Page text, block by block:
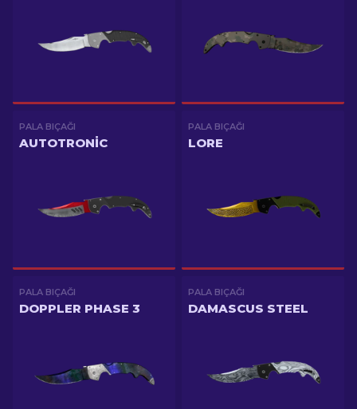
PALA BIÇAĞI
AUTOTRONIC
PALA BIÇAĞI
LORE
PALA BIÇAĞI
DOPPLER PHASE 3
PALA BIÇAĞI
DAMASCUS STEEL